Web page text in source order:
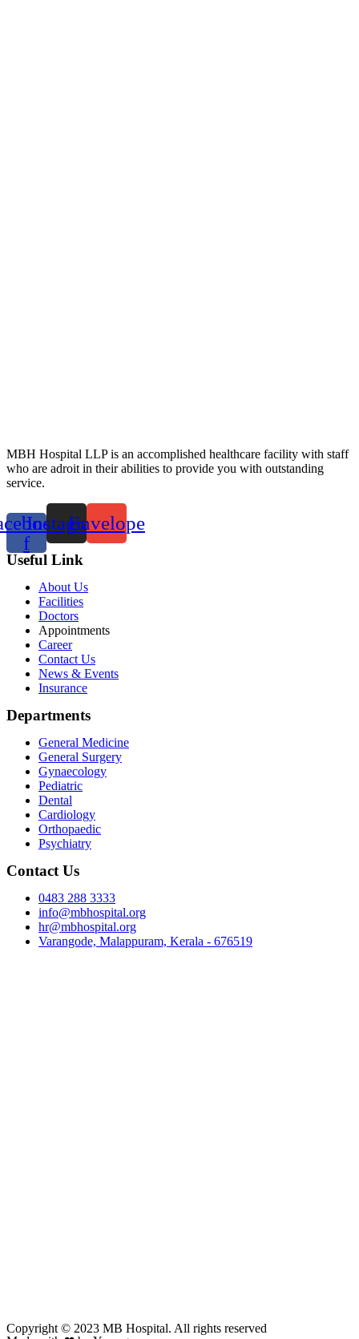
MBH Hospital LLP is an accomplished healthcare facility with staff
who are adroit in their abilities to provide you with outstanding
service.
f
InstagramEnvelope
Useful Link
About Us
Facilities
Doctors
Appointments
Career
Contact Us
News & Events
Insurance
Departments
General Medicine
General Surgery
Gynaecology
Pediatric
Dental
Cardiology
Orthopaedic
Psychiatry
Contact Us
0483 288 3333
info@mbhospital.org
hr@mbhospital.org
Varangode, Malappuram, Kerala - 676519
Copyright © 2023 MB Hospital. All rights reserved